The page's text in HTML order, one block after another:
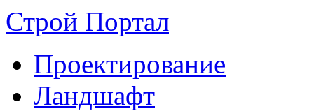
Строй Портал
Проектирование
Ландшафт